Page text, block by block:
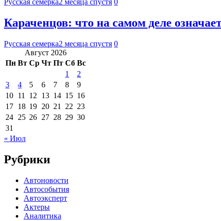
Русская семерка2 месяца спустя 0
Караченцов: что на самом деле
Русская семерка2 месяца спустя 0
Август 2026
Пн Вт Ср Чт Пт Сб Вс
1
2
3
4 5 6 7 8
9
10 11 12 13 14 15 16
17 18 19 20 21 22 23
24 25 26 27 28 29 30
31
« Июл
Рубрики
Автоновости
Автособытия
Автоэксперт
Актеры
Аналитика